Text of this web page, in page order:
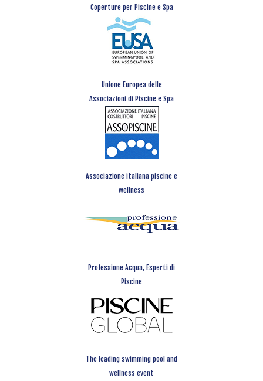
Coperture per Piscine e Spa
Unione Europea delle
Associazioni di Piscine e Spa
Associazione italiana piscine e
wellness
Professione Acqua, Esperti di
Piscine
The leading swimming pool and
wellness event